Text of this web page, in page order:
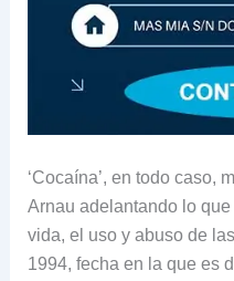
‘Cocaína’, en todo caso,
Arnau adelantando lo
vida, el uso y abuso de
1994, fecha en la que es